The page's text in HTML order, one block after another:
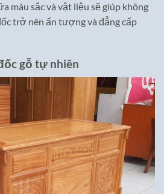
màu sắc và vật liệu sẽ giúp không
trở nên ấn tượng và đẳng cấp
gỗ tự nhiên